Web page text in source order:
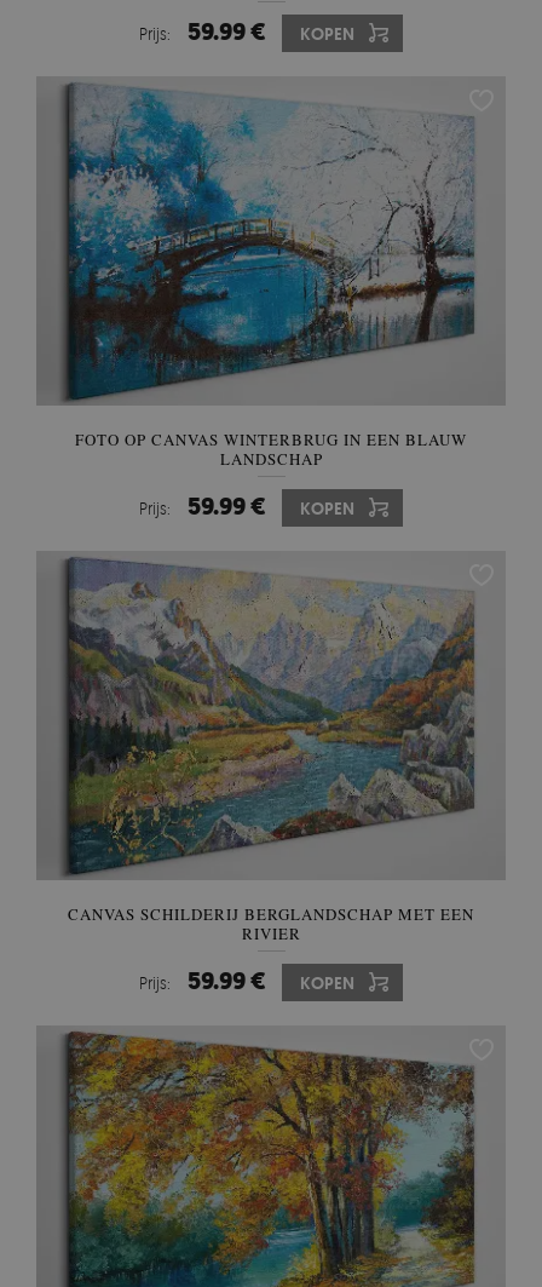
Prijs: 59.99 € KOPEN
FOTO OP CANVAS WINTERBRUG IN EEN BLAUW
LANDSCHAP
Prijs: 59.99 € KOPEN
CANVAS SCHILDERIJ BERGLANDSCHAP MET EEN
RIVIER
Prijs: 59.99 € KOPEN